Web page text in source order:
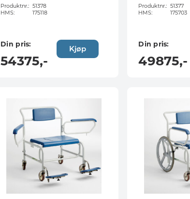
Produktnr.: 51378
HMS:
175118
Din pris:
54375,-
Kjøp
Produktnr.: 51377
HMS:
175703
Din pris:
49875,-